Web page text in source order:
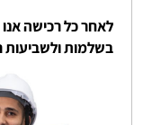
לאחר כל רכישה
בשלמות ולשביעות